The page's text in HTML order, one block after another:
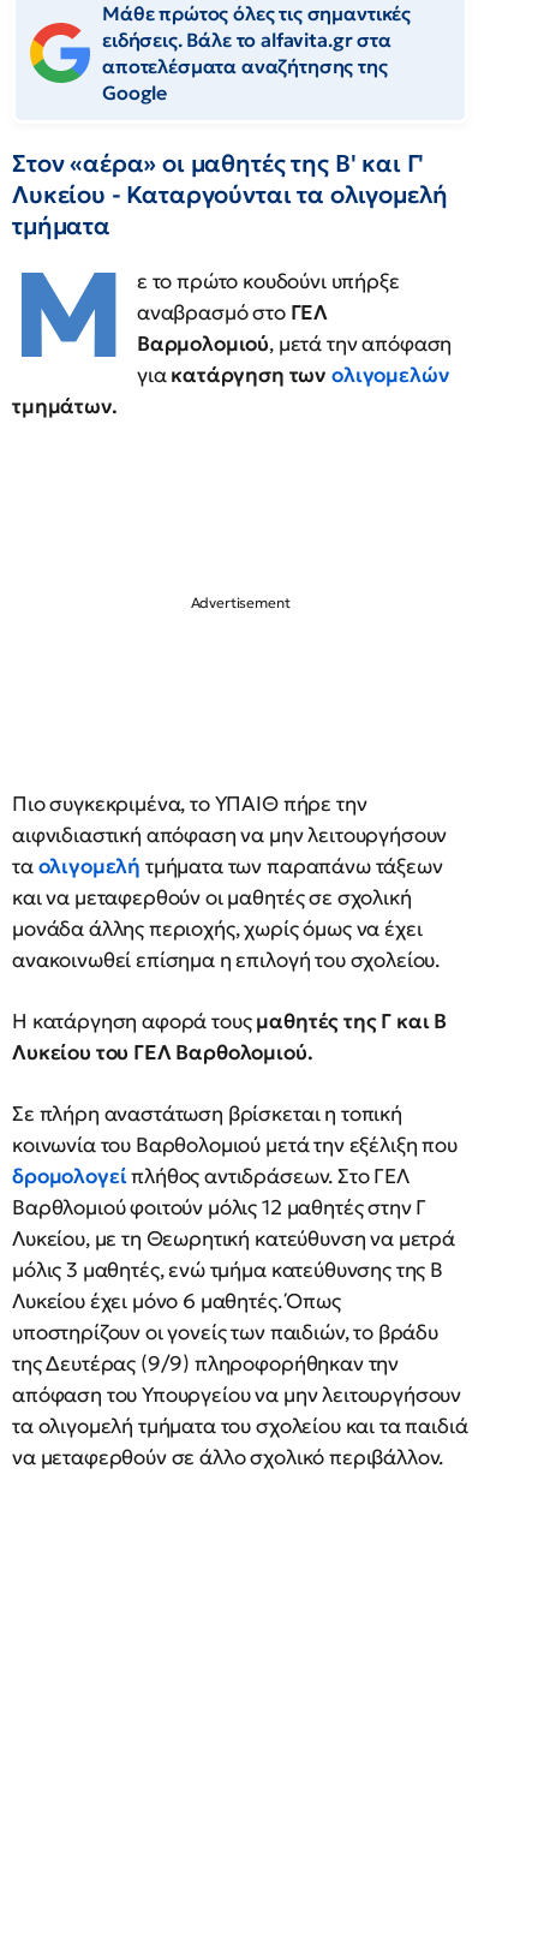
Μάθε πρώτος όλες τις σημαντικές
ειδήσεις. Βάλε το alfavita.gr στα
αποτελέσματα αναζήτησης της
Google
Στον «αέρα» οι μαθητές της Β' και Γ'
Λυκείου - Καταργούνται τα ολιγομελή
τμήματα
Μ
ε το πρώτο κουδούνι υπήρξε
αναβρασμό στοΓΕΛ
Βαρμολομιού, μετά την απόφαση
γιακατάργηση των ολιγομελών
τμημάτων.
Πιο συγκεκριμένα, το ΥΠΑΙΘ πήρε την
αιφνιδιαστική απόφαση να μην λειτουργήσουν
ταολιγομελή τμήματα των παραπάνω τάξεων
και να μεταφερθούν οι μαθητές σε σχολική
μονάδα άλλης περιοχής, χωρίς όμως να έχει
ανακοινωθεί επίσημα η επιλογή του σχολείου.
Η κατάργηση αφορά τουςμαθητές της Γ και Β
Λυκείου του ΓΕΛ Βαρθολομιού.
Σε πλήρη αναστάτωση βρίσκεται η τοπική
κοινωνία του Βαρθολομιού μετά την εξέλιξη που
δρομολογείπλήθος αντιδράσεων. Στο ΓΕΛ
Βαρθλομιού φοιτούν μόλις 12 μαθητές στην Γ
Λυκείου, με τη Θεωρητική κατεύθυνση να μετρά
μόλις 3 μαθητές, ενώ τμήμα κατεύθυνσης της Β
Λυκείου έχει μόνο 6 μαθητές. Όπως
υποστηρίζουν οι γονείς των παιδιών, το βράδυ
της Δευτέρας (9/9) πληροφορήθηκαν την
απόφαση του Υπουργείου να μην λειτουργήσουν
τα ολιγομελή τμήματα του σχολείου και τα παιδιά
να μεταφερθούν σε άλλο σχολικό περιβάλλον.